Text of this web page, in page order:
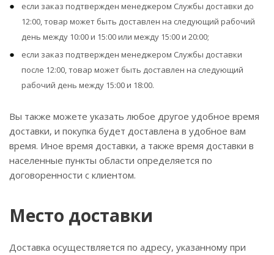
если заказ подтвержден менеджером Службы доставки до
12:00, товар может быть доставлен на следующий рабочий
день между 10:00 и 15:00 или между 15:00 и 20:00;
если заказ подтвержден менеджером Службы доставки
после 12:00, товар может быть доставлен на следующий
рабочий день между 15:00 и 18:00.
Вы также можете указать любое другое удобное время
доставки, и покупка будет доставлена в удобное вам
время. Иное время доставки, а также время доставки в
населенные пункты области определяется по
договоренности с клиентом.
Место доставки
Доставка осуществляется по адресу, указанному при